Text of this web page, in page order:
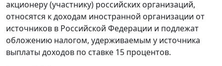
акционеру (участнику) российских организаций,
относятся к доходам иностранной организации от
источников в Российской Федерации и подлежат
обложению налогом, удерживаемым у источника
выплаты доходов по ставке 15 процентов.